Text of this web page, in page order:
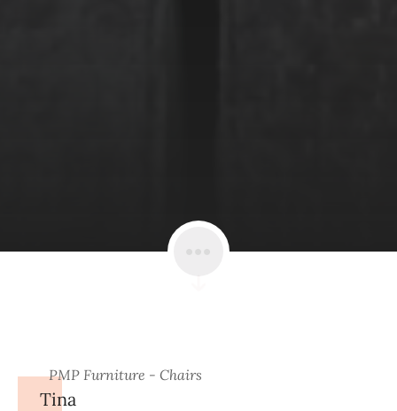
PMP Furniture - Chairs
Tina